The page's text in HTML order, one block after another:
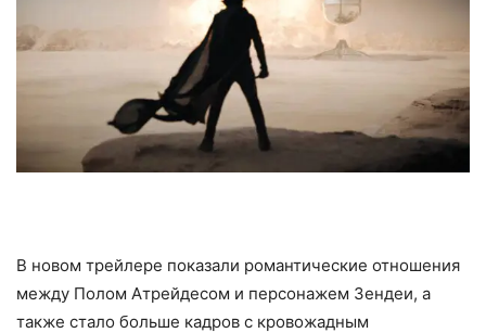
В новом трейлере показали романтические отношения
между Полом Атрейдесом и персонажем Зендеи, а
также стало больше кадров с кровожадным